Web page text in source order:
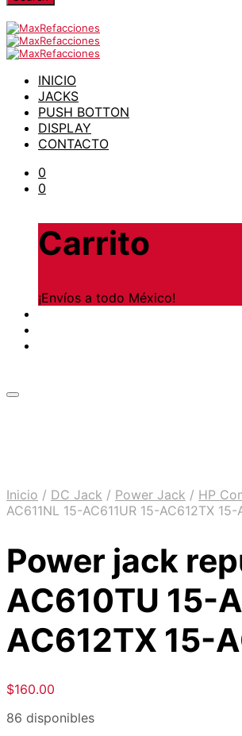
INICIO
JACKS
PUSH BOTTON
DISPLAY
CONTACTO
0
0
Carrito
¡Envíos a todo México!
Inicio / DC Jack / Power Jack / HP
AC611NL 15-AC611UR 15-AC612TX
Power jack
AC610TU 15-
AC612TX 15-
$160.00
86 disponibles